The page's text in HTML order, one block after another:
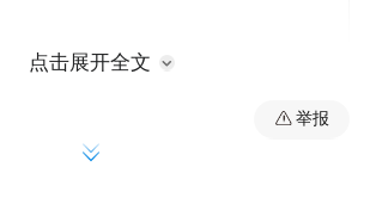
州市、陵水黎族自治县、临高
专项整治工作专班、综合行政
点击展开全文
举报